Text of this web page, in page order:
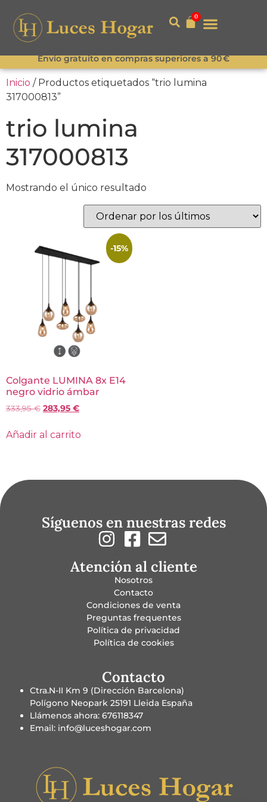
0
Envío gratuito en compras superiores a 90 €
Inicio / Productos etiquetados “trio lumina
317000813”
trio lumina
317000813
Mostrando el único resultado
-15%
Colgante LUMINA 8x E14
negro vidrio ámbar
333,95€ 283,95 €
Añadir al carrito
Síguenos en nuestras redes
Atención al cliente
Nosotros
Contacto
Condiciones de venta
Preguntas frequentes
Política de privacidad
Política de cookies
Contacto
Ctra.N-II Km 9 (Dirección Barcelona)
Polígono Neopark 25191 Lleida España
Llámenos ahora: 676118347
Email: info@luceshogar.com